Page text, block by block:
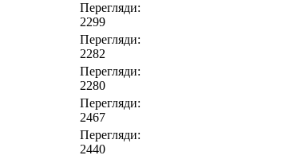
Перегляди:
2299
Перегляди:
2282
Перегляди:
2280
Перегляди:
2467
Перегляди:
2440